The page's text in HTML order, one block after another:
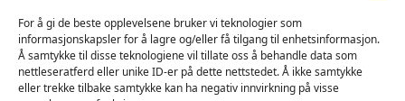
For å gi de beste opplevelsene bruker vi teknologier som
informasjonskapsler for å lagre og/eller få tilgang til enhetsinformasjon.
Å samtykke til disse teknologiene vil tillate oss å behandle data som
nettleseratferd eller unike ID-er på dette nettstedet. Å ikke samtykke
eller trekke tilbake samtykke kan ha negativ innvirkning på visse
SOCIAL MEDIA
Follow us on social media